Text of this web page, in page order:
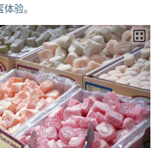
验。